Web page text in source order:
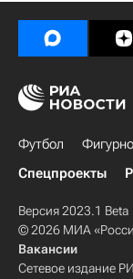
Футбол
Спецпроекты
Версия 2023.1 Beta
© 2026 МИА
Вакансии
Сетевое издание